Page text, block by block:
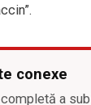
conexe
a